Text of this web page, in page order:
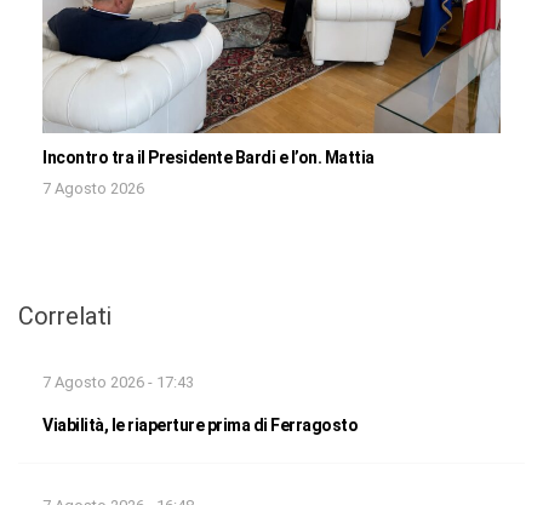
Incontro tra il Presidente Bardi e l’on. Mattia
7 Agosto 2026
Correlati
7 Agosto 2026 - 17:43
Viabilità, le riaperture prima di Ferragosto